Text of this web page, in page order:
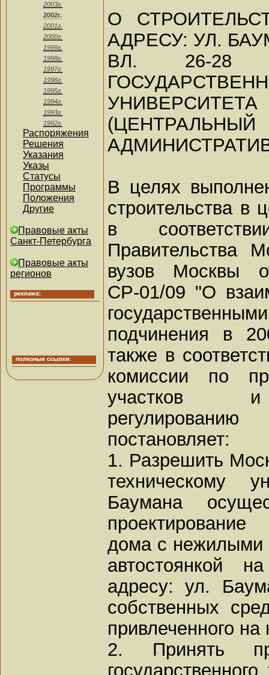
2003г.
2002г.
2001г.
2000г.
1999г.
1998г.
1997г.
1996г.
1995г.
1994г.
1993г.
1992г.
Распоряжения
Решения
Указания
Указы
Статусы
Программы
Положения
Другие
Правовые акты
Санкт-Петербурга
Правовые акты
регионов
О
АДРЕСУ: УЛ.
ВЛ. 26-28
(ЦЕНТРАЛЬНЫЙ
В целях
строительства в
в
Правительства
вузов Москвы
СР-01/09 "О
подчинения в
также в
комиссии по
участков и
постановляет:
1. Разрешить
техническому
Баумана
дома с нежилыми
автостоянкой
адресу: ул.
собственных
привлеченного на
2. Принять